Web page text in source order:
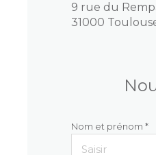
9 rue du
31000
Nom et prénom *